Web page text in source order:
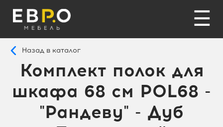
☰
Назад в каталог
Комплект полок для
шкафа 68 см POL68 -
"Рандеву" - Дуб